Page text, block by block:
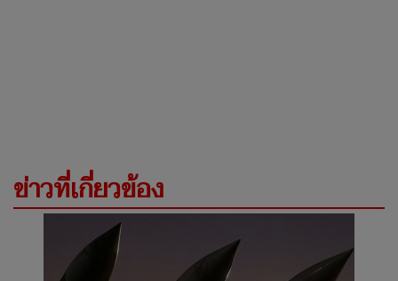
ข่าวที่เกี่ยวข้อง